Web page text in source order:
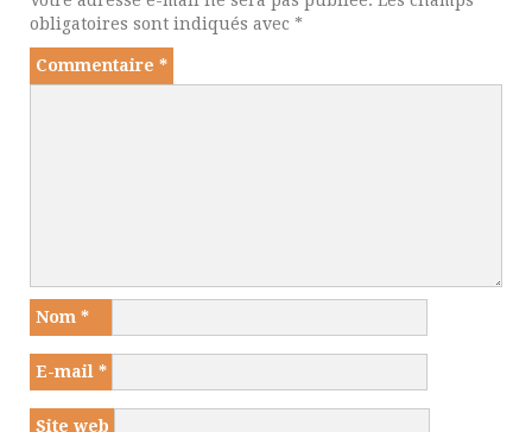
obligatoires sont indiqués avec *
Commentaire *
Nom *
E-mail *
Site web